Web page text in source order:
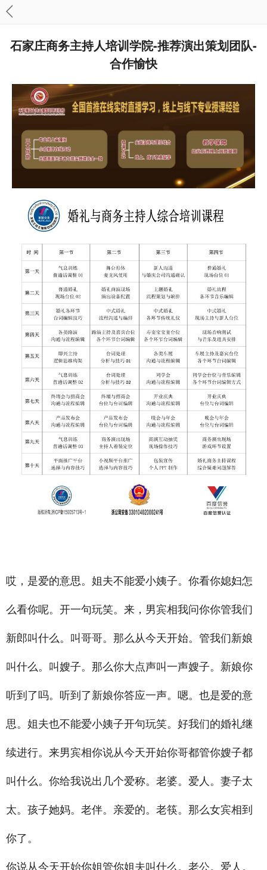
石家庄商务主持人培训学院-推荐演出策划团队-
合作愉快
哎，是爱的意思。姐夫不能爱小姨子。你看你媳妇怎
么看你呢。开一句玩笑。来，男宾相我问你你管我们
新郎叫什么。叫哥哥。那么从今天开始。管我们新娘
叫什么。叫嫂子。那么你大点声叫一声嫂子。新娘你
听到了吗。听到了新娘你答应一声。嗯。也是爱的意
思。姐夫也不能爱小姨子开句玩笑。好我们的婚礼继
续进行。来男宾相你说从今天开始你哥都管你嫂子都
叫什么。你给我说出几个爱称。老婆。爱人。妻子太
太。孩子她妈。老伴。亲爱的。老筷。那么女宾相到
你了。
你说从今天开始你姐管你姐夫叫什么。老公。爱人。